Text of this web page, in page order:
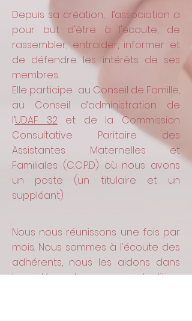
Depuis sa création, l’association a
pour but d'être à l'écoute, de
rassembler, entraider, informer et
de défendre les intérêts de ses
membres.
Elle participe au Conseil de Famille,
au Conseil d’administration de
l’UDAF 32et de la Commission
Consultative Paritaire des
Assistantes Maternelles et
Familiales (C.C.P.D) où nous avons
un poste (un titulaire et un
suppléant).
Nous nous réunissons une fois par
mois. Nous sommes à l'écoute des
adhérents, nous les aidons dans
leur démarche en cas de litige